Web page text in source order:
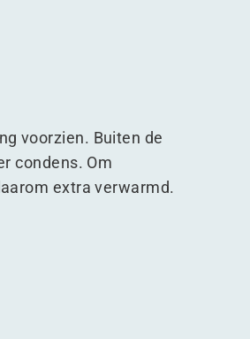
voorzien. Buiten de
condens. Om
extra verwarmd.